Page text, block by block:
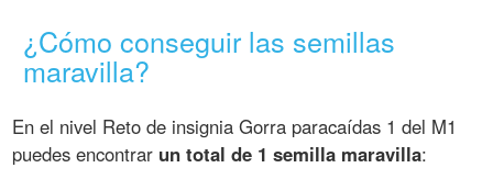
¿Cómo conseguir las semillas
maravilla?
En el nivel Reto de insignia Gorra paracaídas 1 del M1
puedes encontrar un total de 1 semilla maravilla: